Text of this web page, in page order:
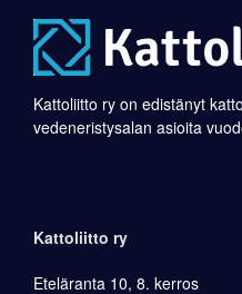
Kattoliitto ry on edistänyt
vedeneristysalan asioita
Kattoliitto ry
Eteläranta 10, 8. kerros